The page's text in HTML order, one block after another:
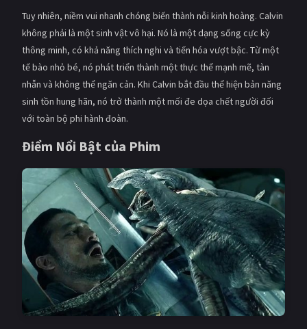
CẬP NHẬT
PHIM MỚI
PHIM LẺ
BLOG
Tuy nhiên, niềm vui nhanh chóng biến thành nỗi kinh hoàng. Calvin
không phải là một sinh vật vô hại. Nó là một dạng sống cực kỳ
thông minh, có khả năng thích nghi và tiến hóa vượt bậc. Từ một
tế bào nhỏ bé, nó phát triển thành một thực thể mạnh mẽ, tàn
nhẫn và không thể ngăn cản. Khi Calvin bắt đầu thể hiện bản năng
sinh tồn hung hãn, nó trở thành một mối đe dọa chết người đối
với toàn bộ phi hành đoàn.
Điểm Nổi Bật của Phim